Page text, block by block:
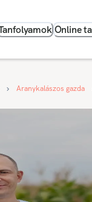
Online
Aranykalászos gazda